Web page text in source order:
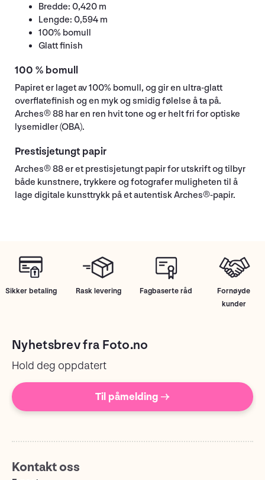
Bredde: 0,420 m
Lengde: 0,594 m
100% bomull
Glatt finish
100 % bomull
Papiret er laget av 100% bomull, og gir en ultra-glatt
overflatefinish og en myk og smidig følelse å ta på.
Arches® 88 har en ren hvit tone og er helt fri for optiske
lysemidler (OBA).
Prestisjetungt papir
Arches® 88 er et prestisjetungt papir for utskrift og tilbyr
både kunstnere, trykkere og fotografer muligheten til å
lage digitale kunsttrykk på et autentisk Arches®-papir.
Sikker betaling Rask levering Fagbaserte råd
Fornøyde
kunder
Nyhetsbrev fra Foto.no
Hold deg oppdatert
Til påmelding →
Kontakt oss